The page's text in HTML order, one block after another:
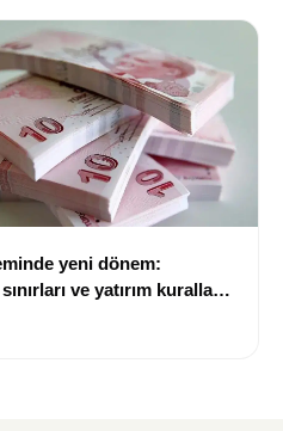
yeni dönem:
ve yatırım kuralları